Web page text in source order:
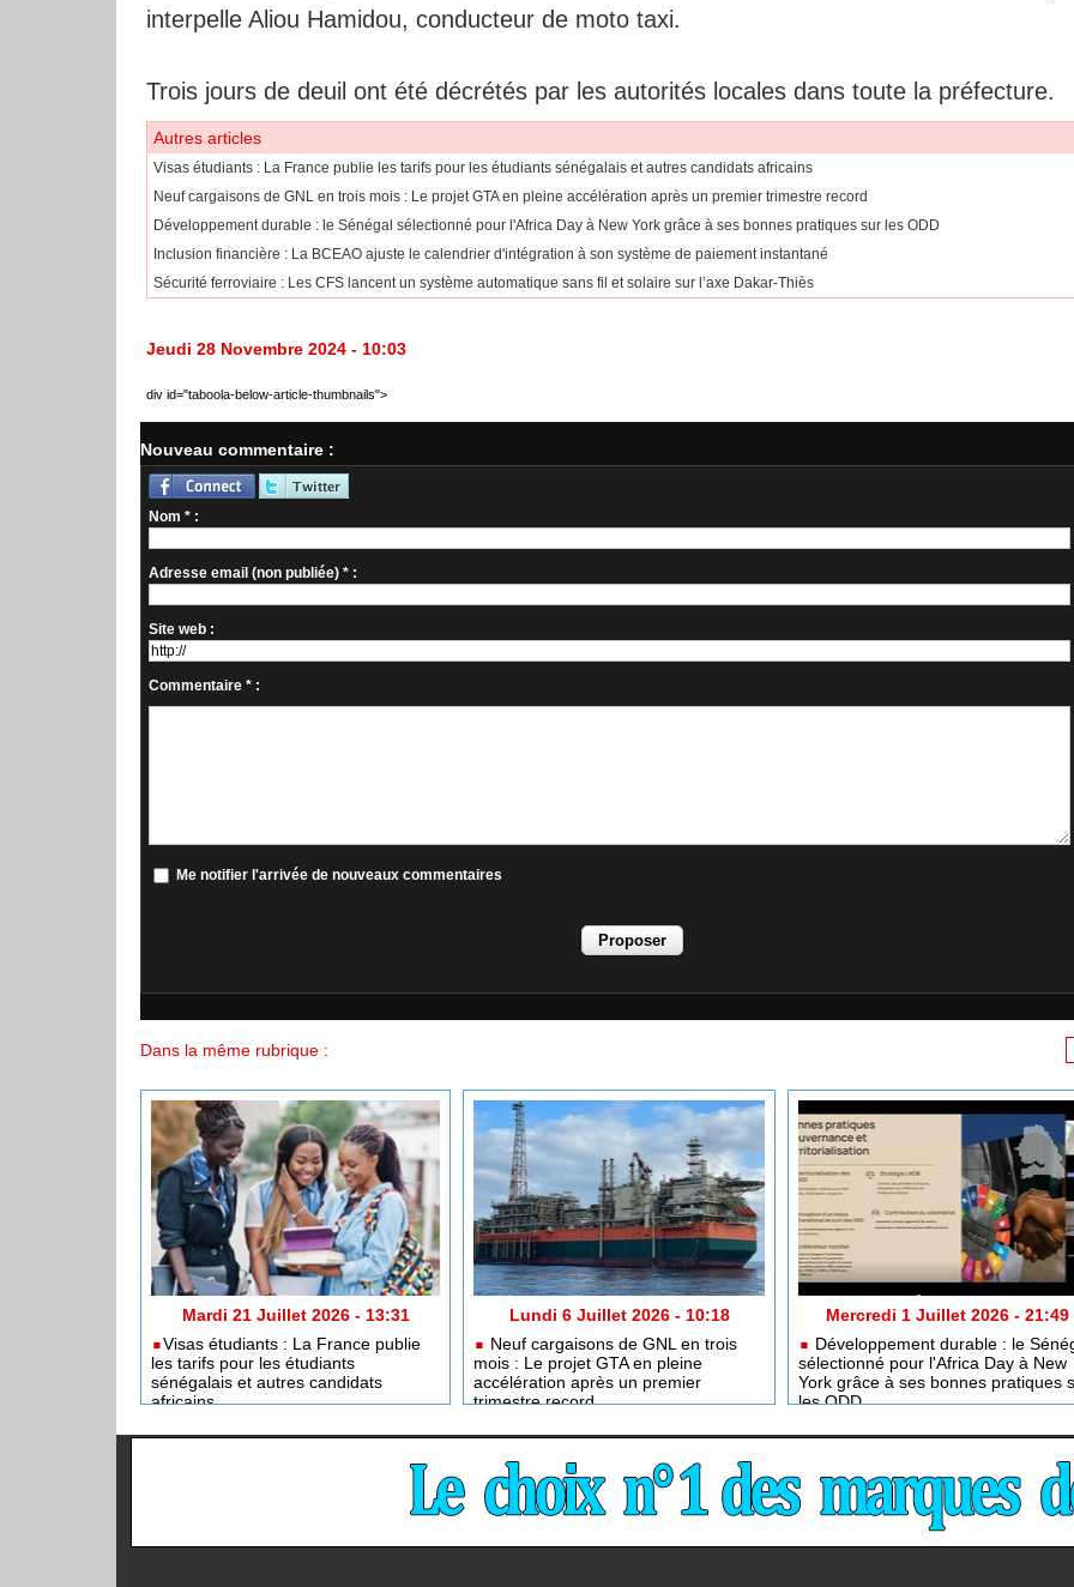
interpelle Aliou Hamidou, conducteur de moto taxi.
Trois jours de deuil ont été décrétés par les autorités locales dans toute la préfecture.
Autres articles
​Visas étudiants : La France publie les tarifs pour les étudiants sénégalais et autres candidats africains
Neuf cargaisons de GNL en trois mois : Le projet GTA en pleine accélération après un premier trimestre record
Développement durable : le Sénégal sélectionné pour l'Africa Day à New York grâce à ses bonnes pratiques sur les ODD
​Inclusion financière : La BCEAO ajuste le calendrier d'intégration à son système de paiement instantané
Sécurité ferroviaire : Les CFS lancent un système automatique sans fil et solaire sur l’axe Dakar-Thiès
Jeudi 28 Novembre 2024 - 10:03
div id="taboola-below-article-thumbnails">
Nouveau commentaire :
Nom * :
Adresse email (non publiée) * :
Site web :
Commentaire * :
Me notifier l'arrivée de nouveaux commentaires
Dans la même rubrique :
Mardi 21 Juillet 2026 - 13:31
​Visas étudiants : La France publie
les tarifs pour les étudiants
sénégalais et autres candidats
africains
Lundi 6 Juillet 2026 - 10:18
Neuf cargaisons de GNL en trois
mois : Le projet GTA en pleine
accélération après un premier
trimestre record
Mercredi 1 Juillet 2026 - 21:49
Développement durable : le
sélectionné pour l'Africa Day à New
York grâce à ses bonnes pratiques
les ODD